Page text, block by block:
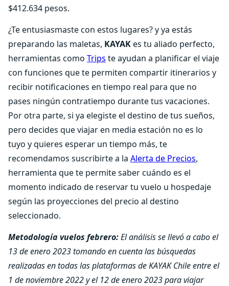
$412.634 pesos.
¿Te entusiasmaste con estos lugares? y ya estás
preparando las maletas, KAYAKes tu aliado perfecto,
herramientas como Trips te ayudan a planificar el viaje
con funciones que te permiten compartir itinerarios y
recibir notificaciones en tiempo real para que no
pases ningún contratiempo durante tus vacaciones.
Por otra parte, si ya elegiste el destino de tus sueños,
pero decides que viajar en media estación no es lo
tuyo y quieres esperar un tiempo más, te
recomendamos suscribirte a la Alerta de Precios,
herramienta que te permite saber cuándo es el
momento indicado de reservar tu vuelo u hospedaje
según las proyecciones del precio al destino
seleccionado.
Metodología vuelos febrero:El análisis se llevó a cabo el
13 de enero 2023 tomando en cuenta las búsquedas
realizadas en todas las plataformas de KAYAK Chile entre el
1 de noviembre 2022 y el 12 de enero 2023 para viajar